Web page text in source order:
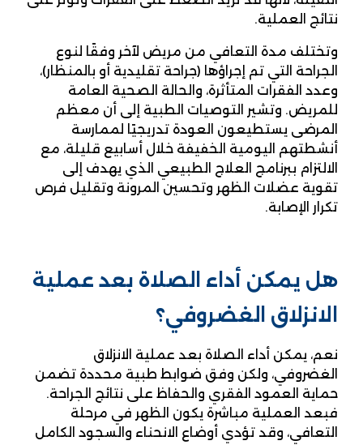
نتائج العملية.
وتختلف مدة التعافي من مريض لآخر وفقًا لنوع
الجراحة التي تم إجراؤها (جراحة تقليدية أو بالمنظار)،
وعدد الفقرات المتأثرة، والحالة الصحية العامة
للمريض. وتشير التوصيات الطبية إلى أن معظم
المرضى يستطيعون العودة تدريجيًا لممارسة
أنشطتهم اليومية الخفيفة خلال أسابيع قليلة، مع
الالتزام ببرنامج العلاج الطبيعي الذي يهدف إلى
تقوية عضلات الظهر وتحسين المرونة وتقليل فرص
تكرار الإصابة.
هل يمكن أداء الصلاة بعد عملية
الانزلاق الغضروفي؟
نعم، يمكن أداء الصلاة بعد عملية الانزلاق
الغضروفي، ولكن وفق ضوابط طبية محددة تضمن
حماية العمود الفقري والحفاظ على نتائج الجراحة.
فبعد العملية مباشرة يكون الظهر في مرحلة
التعافي، وقد تؤدي أوضاع الانحناء والسجود الكامل